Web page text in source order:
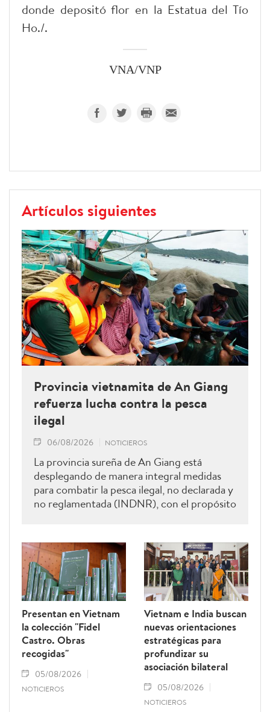
donde depositó flor en la Estatua del Tío
Ho./.
VNA/VNP
Artículos siguientes
Provincia vietnamita de An Giang
refuerza lucha contra la pesca
ilegal
06/08/2026 NOTICIEROS
La provincia sureña de An Giang está
desplegando de manera integral medidas
para combatir la pesca ilegal, no declarada y
no reglamentada (INDNR), con el propósito
advertencia de la “tarjeta amarilla” impuesta
por la Comisión Europea y reforzar el
prestigio del sector pesquero vietnamita.
Presentan en Vietnam
la colección "Fidel
Castro. Obras
recogidas"
05/08/2026
NOTICIEROS
Vietnam e India buscan
nuevas orientaciones
estratégicas para
profundizar su
asociación bilateral
05/08/2026
NOTICIEROS